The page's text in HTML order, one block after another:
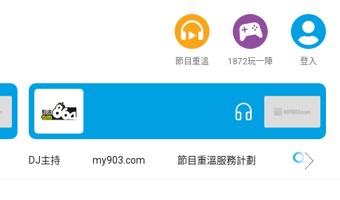
節目重溫 1872玩一陣 登入
DJ主持 my903.com 節目重溫服務計劃